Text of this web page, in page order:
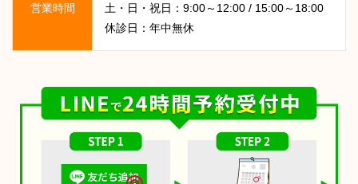
営業時間
土・日・祝日：9:00～12:00 / 15:00～18:00
休診日：年中無休